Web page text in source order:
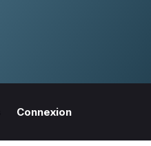
Connexion